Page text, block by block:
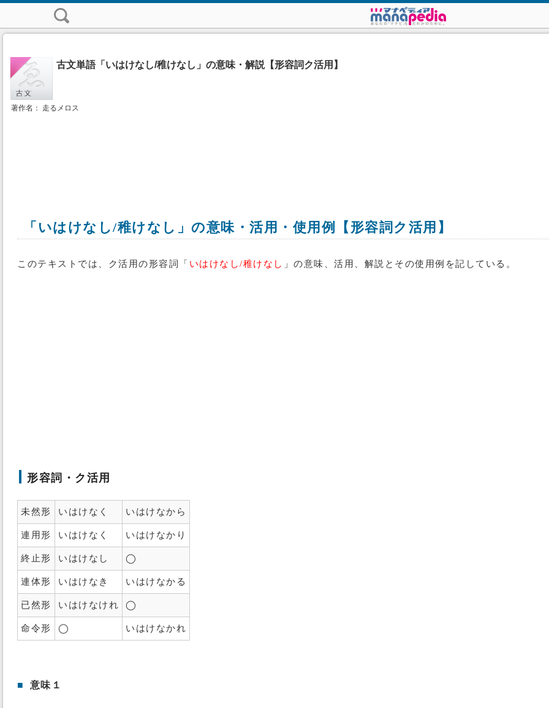
古文単語「いはけなし/稚けなし」の意味・解説【形容詞ク活用】
著作名： 走るメロス
「いはけなし/稚けなし」の意味・活用・使用例【形容詞ク活用】
このテキストでは、ク活用の形容詞「 いはけなし/稚けなし 」の意味、活用、解説とその使用例を記している。
形容詞・ク活用
未然形 いはけなく いはけなから
連用形 いはけなく いはけなかり
終止形 いはけなし ◯
連体形 いはけなき いはけなかる
已然形 いはけなけれ ◯
命令形 ◯ いはけなかれ
■ 意味１